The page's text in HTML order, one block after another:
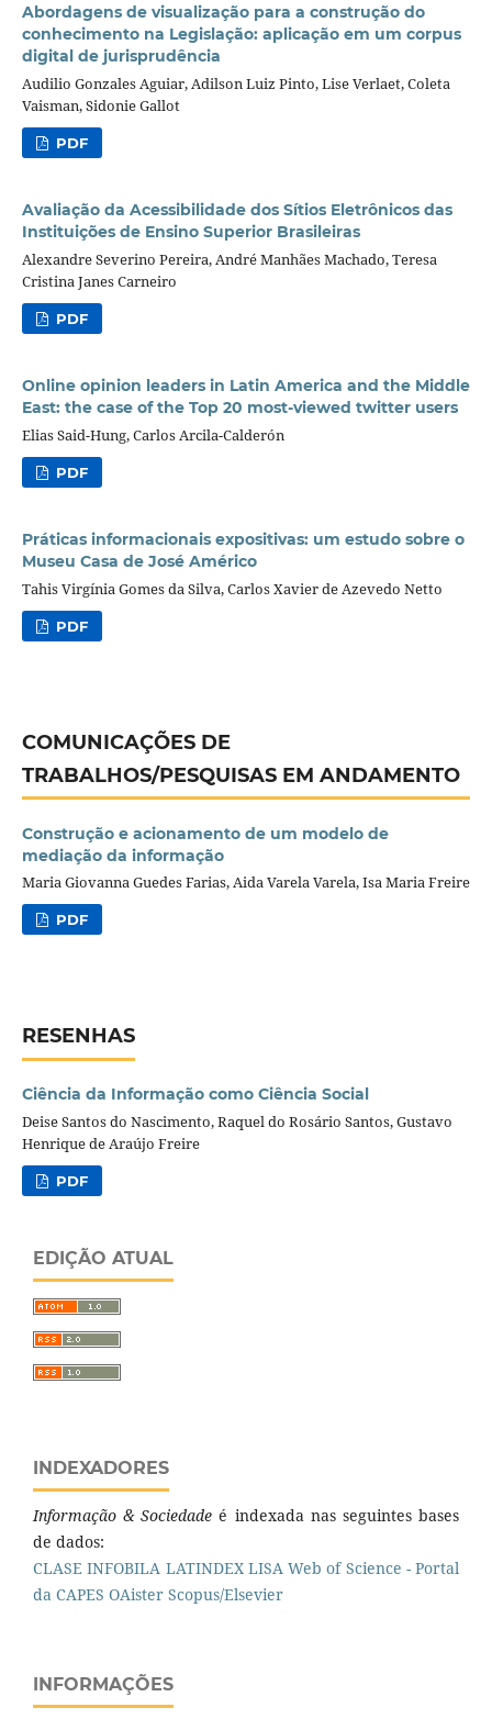
Abordagens de visualização para a construção do
conhecimento na Legislação: aplicação em um corpus
digital de jurisprudência
Audilio Gonzales Aguiar, Adilson Luiz Pinto, Lise Verlaet, Coleta
Vaisman, Sidonie Gallot
PDF
Avaliação da Acessibilidade dos Sítios Eletrônicos das
Instituições de Ensino Superior Brasileiras
Alexandre Severino Pereira, André Manhães Machado, Teresa
Cristina Janes Carneiro
PDF
Online opinion leaders in Latin America and the Middle
East: the case of the Top 20 most-viewed twitter users
Elias Said-Hung, Carlos Arcila-Calderón
PDF
Práticas informacionais expositivas: um estudo sobre o
Museu Casa de José Américo
Tahis Virgínia Gomes da Silva, Carlos Xavier de Azevedo Netto
PDF
COMUNICAÇÕES DE
TRABALHOS/PESQUISAS EM ANDAMENTO
Construção e acionamento de um modelo de
mediação da informação
Maria Giovanna Guedes Farias, Aida Varela Varela, Isa Maria Freire
PDF
RESENHAS
Ciência da Informação como Ciência Social
Deise Santos do Nascimento, Raquel do Rosário Santos, Gustavo
Henrique de Araújo Freire
PDF
EDIÇÃO ATUAL
INDEXADORES
Informação & Sociedadeé indexada nas seguintes bases
de dados:
CLASE INFOBILA LATINDEX LISA Web of Science - Portal
da CAPES OAister Scopus/Elsevier
INFORMAÇÕES